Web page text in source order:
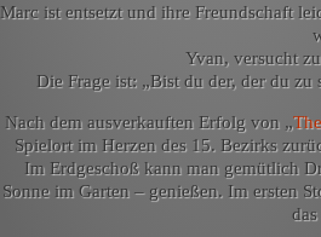
Marc ist entsetzt und ihre Freundschaft
Yvan, versucht
Die Frage ist: „Bist du der, der du zu
Nach dem ausverkauften Erfolg von „
Spielort im Herzen des 15. Bezirks
Im Erdgeschoß kann man gemütlich
Sonne im Garten – genießen. Im ersten